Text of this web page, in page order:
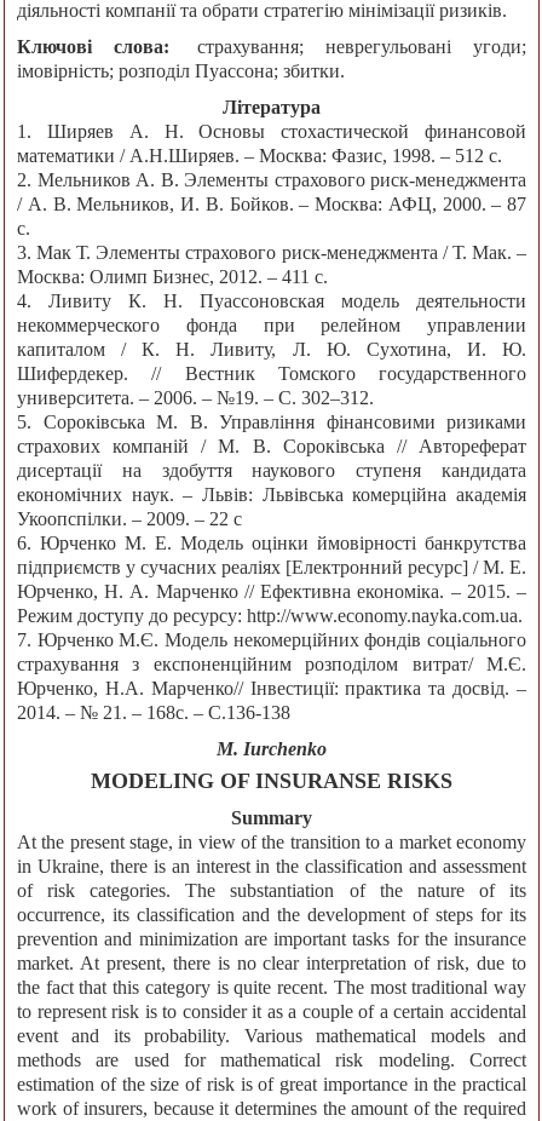
діяльності компанії та обрати стратегію мінімізації ризиків.
Ключові слова:
страхування; неврегульовані угоди;
імовірність; розподіл Пуассона; збитки.
Література
1. Ширяев А. Н. Основы стохастической финансовой
математики / А.Н.Ширяев. – Москва: Фазис, 1998. – 512 с.
2. Мельников А. В. Элементы страхового риск-менеджмента
/ А. В. Мельников, И. В. Бойков. – Москва: АФЦ, 2000. – 87
с.
3. Мак Т. Элементы страхового риск-менеджмента / Т. Мак. –
Москва: Олимп Бизнес, 2012. – 411 с.
4. Ливиту К. Н. Пуассоновская модель деятельности
некоммерческого фонда при релейном управлении
капиталом / К. Н. Ливиту, Л. Ю. Сухотина, И. Ю.
Шифердекер. // Вестник Томского государственного
университета. – 2006. – №19. – С. 302–312.
5. Сороківська М. В. Управління фінансовими ризиками
страхових компаній / М. В. Сороківська // Автореферат
дисертації на здобуття наукового ступеня кандидата
економічних наук. – Львів: Львівська комерційна академія
Укоопспілки. – 2009. – 22 с
6. Юрченко М. Е. Модель оцінки ймовірності банкрутства
підприємств у сучасних реаліях [Електронний ресурс] / М. Е.
Юрченко, Н. А. Марченко // Ефективна економіка. – 2015. –
Режим доступу до ресурсу: http://www.economy.nayka.com.ua.
7. Юрченко М.Є. Модель некомерційних фондів соціального
страхування з експоненційним розподілом витрат/ М.Є.
Юрченко, Н.А. Марченко// Інвестиції: практика та досвід. –
2014. – № 21. – 168с. – С.136-138
M. Iurchenko
MODELING OF INSURANSE RISKS
Summary
At the present stage, in view of the transition to a market economy
in Ukraine, there is an interest in the classification and assessment
of risk categories. The substantiation of the nature of its
occurrence, its classification and the development of steps for its
prevention and minimization are important tasks for the insurance
market. At present, there is no clear interpretation of risk, due to
the fact that this category is quite recent. The most traditional way
to represent risk is to consider it as a couple of a certain accidental
event and its probability. Various mathematical models and
methods are used for mathematical risk modeling. Correct
estimation of the size of risk is of great importance in the practical
work of insurers, because it determines the amount of the required